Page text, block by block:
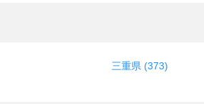
三重県 (373)